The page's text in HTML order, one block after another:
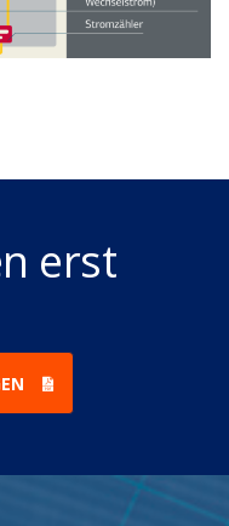
erst